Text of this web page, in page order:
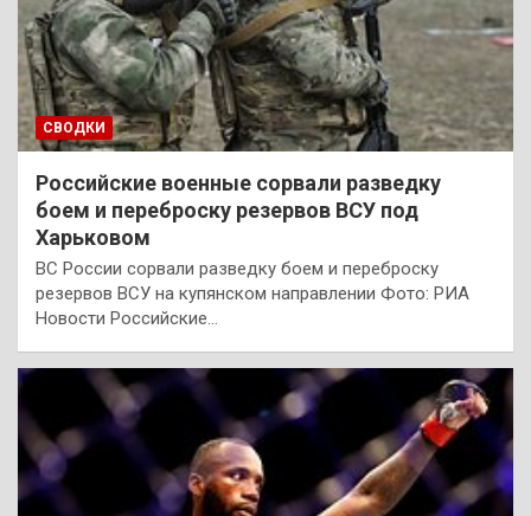
СВОДКИ
Российские военные сорвали разведку
боем и переброску резервов ВСУ под
Харьковом
ВС России сорвали разведку боем и переброску
резервов ВСУ на купянском направлении Фото: РИА
Новости Российские…